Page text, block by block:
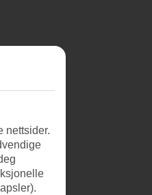
nettsider.